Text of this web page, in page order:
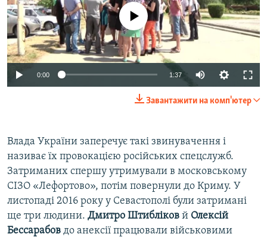
No media source currently available
0:00 1:37
Завантажити на комп'ютер
Влада України заперечує такі звинувачення і
називає їх провокацією російських спецслужб.
Затриманих спершу утримували в московському
СІЗО «Лефортово», потім повернули до Криму. У
листопаді 2016 року у Севастополі були затримані
ще три людини. Дмитро Штибліков й Олексій
Бессарабов до анексії працювали військовими